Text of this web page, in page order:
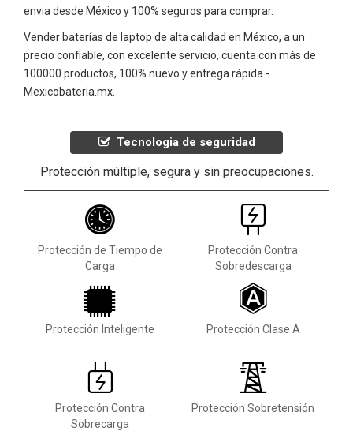
envia desde México y 100% seguros para comprar.
Vender baterías de laptop de alta calidad en México, a un
precio confiable, con excelente servicio, cuenta con más de
100000 productos, 100% nuevo y entrega rápida -
Mexicobateria.mx.
Tecnologia de seguridad
Protección múltiple, segura y sin preocupaciones.
Protección de Tiempo de
Carga
Protección Contra
Sobredescarga
Protección Inteligente Protección Clase A
Protección Contra
Sobrecarga
Protección Sobretensión